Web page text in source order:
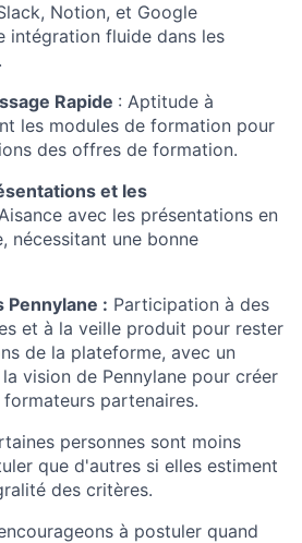
Notion, et Google
intégration fluide dans les
Rapide : Aptitude à
les modules de formation pour
des offres de formation.
et les
avec les présentations en
nécessitant une bonne
Pennylane : Participation à des
et à la veille produit pour rester
de la plateforme, avec un
vision de Pennylane pour créer
partenaires.
personnes sont moins
que d'autres si elles estiment
des critères.
à postuler quand